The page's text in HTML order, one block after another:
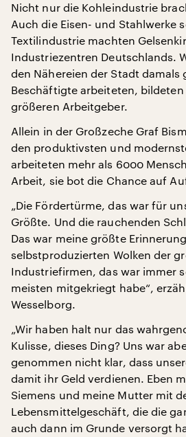
Nicht nur die Kohleindustrie
Auch die Eisen- und Stahlwerke
Textilindustrie machten
Industriezentren Deutschlands.
den Nähereien der Stadt damals
Beschäftigte arbeiteten,
größeren Arbeitgeber.
Allein in der Großzeche Graf
den produktivsten und
arbeiteten mehr als 6000
Arbeit, sie bot die Chance auf
„Die Fördertürme, das war für
Größte. Und die rauchenden
Das war meine größte
selbstproduzierten Wolken der
Industriefirmen, das war immer
meisten mitgekriegt habe“,
Wesselborg.
„Wir haben halt nur das
Kulisse, dieses Ding? Uns war
genommen nicht klar, dass
damit ihr Geld verdienen. Eben
Siemens und meine Mutter mit
Lebensmittelgeschäft, die die
auch dann im Grunde versorgt